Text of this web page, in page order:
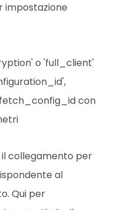
impostazione
o 'full_client'
con
il collegamento per
al
Qui per